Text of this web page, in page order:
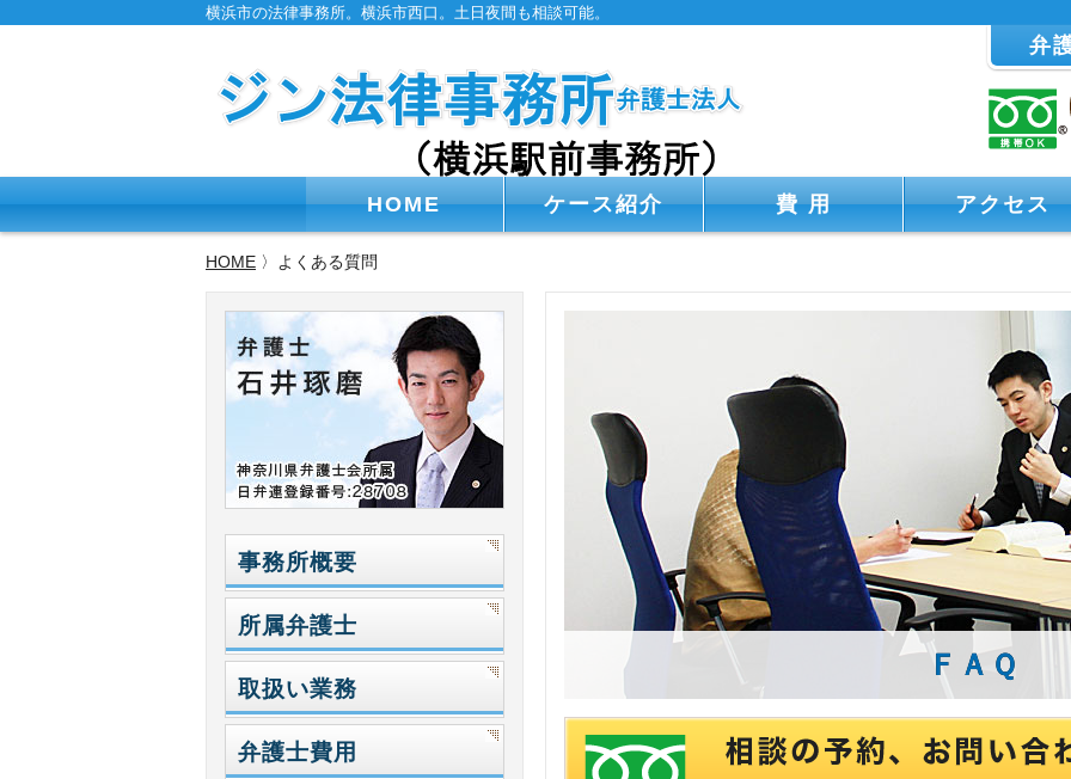
横浜市の法律事務所。横浜市西口。土日夜間も相談可能。
弁
HOME ケース紹介 費 用 アクセス
HOME 〉よくある質問
ＦＡＱ
事務所概要
所属弁護士
取扱い業務
弁護士費用